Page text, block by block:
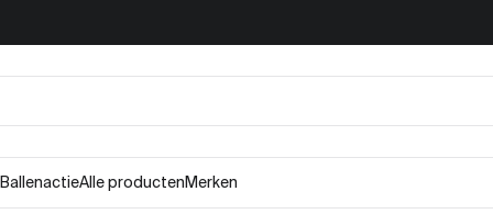
BallenactieAlle productenMerken